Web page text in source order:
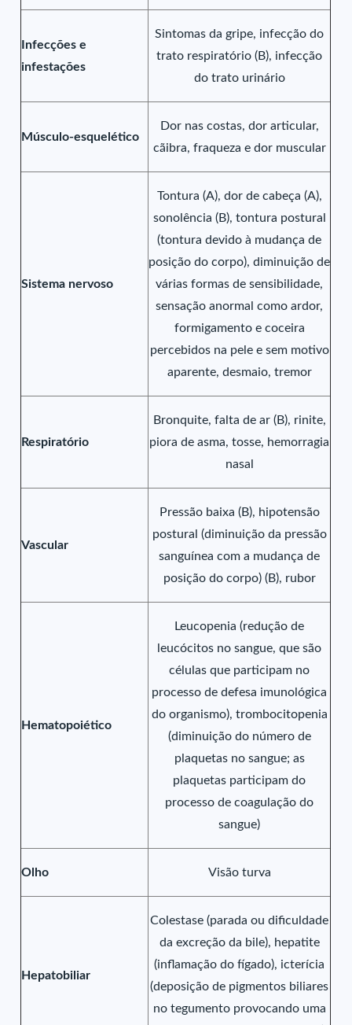
Infecções e
infestações
Sintomas da gripe, infecção do
trato respiratório (B), infecção
do trato urinário
Músculo-esquelético
Dor nas costas, dor articular,
cãibra, fraqueza e dor muscular
Sistema nervoso
Tontura (A), dor de cabeça (A),
sonolência (B), tontura postural
(tontura devido à mudança de
posição do corpo), diminuição de
várias formas de sensibilidade,
sensação anormal como ardor,
formigamento e coceira
percebidos na pele e sem motivo
aparente, desmaio, tremor
Respiratório
Bronquite, falta de ar (B), rinite,
piora de asma, tosse, hemorragia
nasal
Vascular
Pressão baixa (B), hipotensão
postural (diminuição da pressão
sanguínea com a mudança de
posição do corpo) (B), rubor
Hematopoiético
Leucopenia (redução de
leucócitos no sangue, que são
células que participam no
processo de defesa imunológica
do organismo), trombocitopenia
(diminuição do número de
plaquetas no sangue; as
plaquetas participam do
processo de coagulação do
sangue)
Olho Visão turva
Hepatobiliar
Colestase (parada ou dificuldade
da excreção da bile), hepatite
(inflamação do fígado), icterícia
(deposição de pigmentos biliares
no tegumento provocando uma